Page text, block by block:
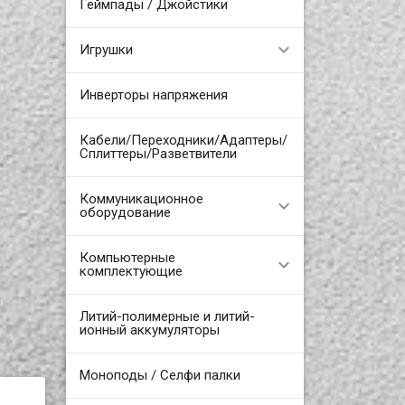
Геймпады / Джойстики
Игрушки
Инверторы напряжения
Кабели/Переходники/Адаптеры/
Сплиттеры/Разветвители
Коммуникационное
оборудование
Компьютерные
комплектующие
Литий-полимерные и литий-
ионный аккумуляторы
Моноподы / Селфи палки